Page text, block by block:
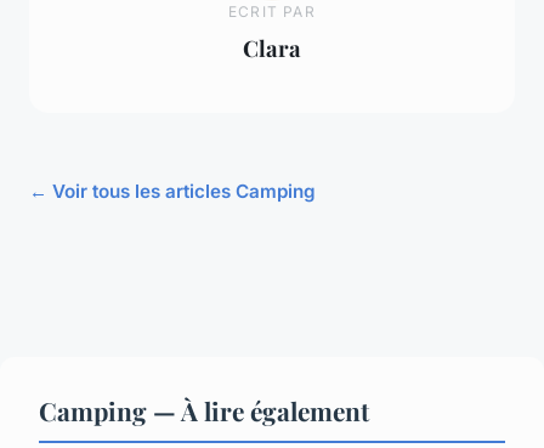
ECRIT PAR
Clara
← Voir tous les articles Camping
Camping — À lire également